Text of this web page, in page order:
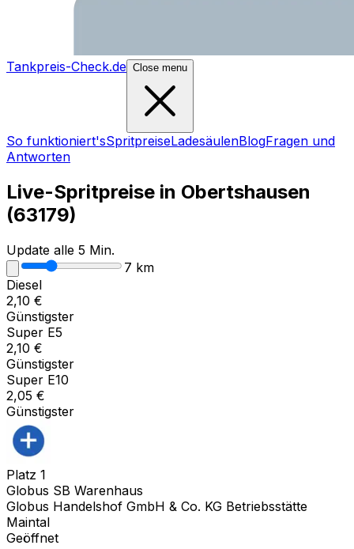
Tankpreis-Check.de Close menu
So funktioniert'sSpritpreiseLadesäulenBlogFragen und
Antworten
Live-Spritpreise in Obertshausen
(63179)
Update alle 5 Min.
7 km
Diesel
2,10 €
Günstigster
Super E5
2,10 €
Günstigster
Super E10
2,05 €
Günstigster
Platz 1
Globus SB Warenhaus
Globus Handelshof GmbH & Co. KG Betriebsstätte
Maintal
Geöffnet